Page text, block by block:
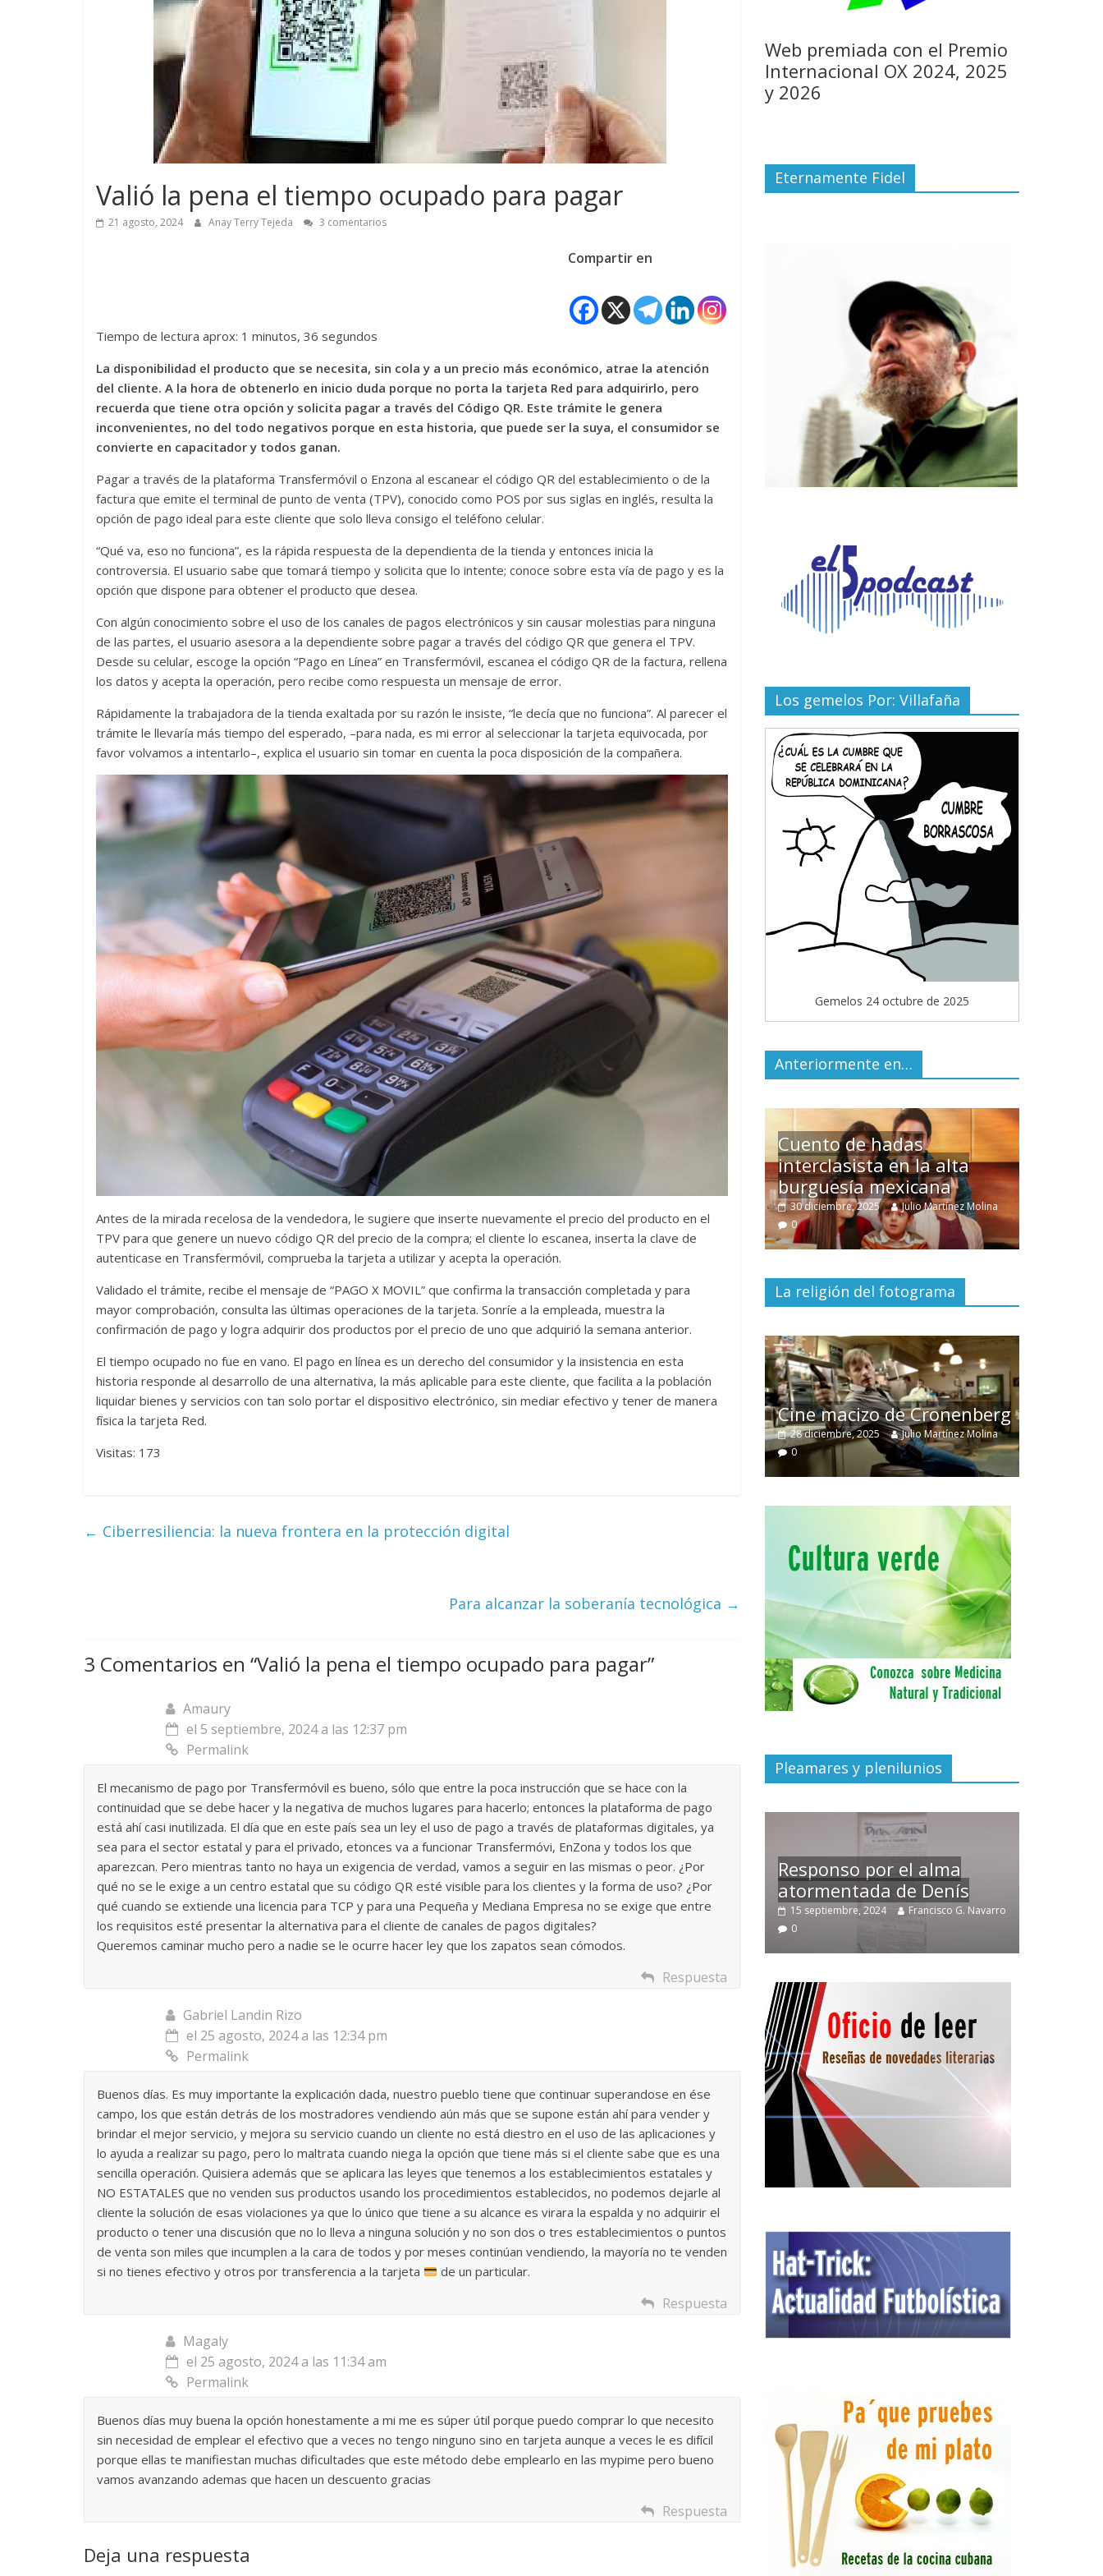
Valió la pena el tiempo ocupado para pagar
21 agosto, 2024 Anay Terry Tejeda 3 comentarios
Compartir en
Tiempo de lectura aprox: 1 minutos, 36 segundos
La disponibilidad el producto que se necesita, sin cola y a un precio más económico, atrae la atención
del cliente. A la hora de obtenerlo en inicio duda porque no porta la tarjeta Red para adquirirlo, pero
recuerda que tiene otra opción y solicita pagar a través del Código QR. Este trámite le genera
inconvenientes, no del todo negativos porque en esta historia, que puede ser la suya, el consumidor se
convierte en capacitador y todos ganan.
Pagar a través de la plataforma Transfermóvil o Enzona al escanear el código QR del establecimiento o de la
factura que emite el terminal de punto de venta (TPV), conocido como POS por sus siglas en inglés, resulta la
opción de pago ideal para este cliente que solo lleva consigo el teléfono celular.
“Qué va, eso no funciona”, es la rápida respuesta de la dependienta de la tienda y entonces inicia la
controversia. El usuario sabe que tomará tiempo y solicita que lo intente; conoce sobre esta vía de pago y es la
opción que dispone para obtener el producto que desea.
Con algún conocimiento sobre el uso de los canales de pagos electrónicos y sin causar molestias para ninguna
de las partes, el usuario asesora a la dependiente sobre pagar a través del código QR que genera el TPV.
Desde su celular, escoge la opción “Pago en Línea” en Transfermóvil, escanea el código QR de la factura, rellena
los datos y acepta la operación, pero recibe como respuesta un mensaje de error.
Rápidamente la trabajadora de la tienda exaltada por su razón le insiste, “le decía que no funciona”. Al parecer el
trámite le llevaría más tiempo del esperado, –para nada, es mi error al seleccionar la tarjeta equivocada, por
favor volvamos a intentarlo–, explica el usuario sin tomar en cuenta la poca disposición de la compañera.
Antes de la mirada recelosa de la vendedora, le sugiere que inserte nuevamente el precio del producto en el
TPV para que genere un nuevo código QR del precio de la compra; el cliente lo escanea, inserta la clave de
autenticase en Transfermóvil, comprueba la tarjeta a utilizar y acepta la operación.
Validado el trámite, recibe el mensaje de “PAGO X MOVIL” que confirma la transacción completada y para
mayor comprobación, consulta las últimas operaciones de la tarjeta. Sonríe a la empleada, muestra la
confirmación de pago y logra adquirir dos productos por el precio de uno que adquirió la semana anterior.
El tiempo ocupado no fue en vano. El pago en línea es un derecho del consumidor y la insistencia en esta
historia responde al desarrollo de una alternativa, la más aplicable para este cliente, que facilita a la población
liquidar bienes y servicios con tan solo portar el dispositivo electrónico, sin mediar efectivo y tener de manera
física la tarjeta Red.
Visitas: 173
← Ciberresiliencia: la nueva frontera en la protección digital
Para alcanzar la soberanía tecnológica →
3 Comentarios en “Valió la pena el tiempo ocupado para pagar”
Amaury
el 5 septiembre, 2024 a las 12:37 pm
Permalink
El mecanismo de pago por Transfermóvil es bueno, sólo que entre la poca instrucción que se hace con la
continuidad que se debe hacer y la negativa de muchos lugares para hacerlo; entonces la plataforma de pago
está ahí casi inutilizada. El día que en este país sea un ley el uso de pago a través de plataformas digitales, ya
sea para el sector estatal y para el privado, etonces va a funcionar Transfermóvi, EnZona y todos los que
aparezcan. Pero mientras tanto no haya un exigencia de verdad, vamos a seguir en las mismas o peor. ¿Por
qué no se le exige a un centro estatal que su código QR esté visible para los clientes y la forma de uso? ¿Por
qué cuando se extiende una licencia para TCP y para una Pequeña y Mediana Empresa no se exige que entre
los requisitos esté presentar la alternativa para el cliente de canales de pagos digitales?
Queremos caminar mucho pero a nadie se le ocurre hacer ley que los zapatos sean cómodos.
Respuesta
Gabriel Landin Rizo
el 25 agosto, 2024 a las 12:34 pm
Permalink
Buenos días. Es muy importante la explicación dada, nuestro pueblo tiene que continuar superandose en ése
campo, los que están detrás de los mostradores vendiendo aún más que se supone están ahí para vender y
brindar el mejor servicio, y mejora su servicio cuando un cliente no está diestro en el uso de las aplicaciones y
lo ayuda a realizar su pago, pero lo maltrata cuando niega la opción que tiene más si el cliente sabe que es una
sencilla operación. Quisiera además que se aplicara las leyes que tenemos a los establecimientos estatales y
NO ESTATALES que no venden sus productos usando los procedimientos establecidos, no podemos dejarle al
cliente la solución de esas violaciones ya que lo único que tiene a su alcance es virara la espalda y no adquirir el
producto o tener una discusión que no lo lleva a ninguna solución y no son dos o tres establecimientos o puntos
de venta son miles que incumplen a la cara de todos y por meses continúan vendiendo, la mayoría no te venden
si no tienes efectivo y otros por transferencia a la tarjeta
de un particular.
Respuesta
Magaly
el 25 agosto, 2024 a las 11:34 am
Permalink
Buenos días muy buena la opción honestamente a mi me es súper útil porque puedo comprar lo que necesito
sin necesidad de emplear el efectivo que a veces no tengo ninguno sino en tarjeta aunque a veces le es difícil
porque ellas te manifiestan muchas dificultades que este método debe emplearlo en las mypime pero bueno
vamos avanzando ademas que hacen un descuento gracias
Respuesta
Deja una respuesta
Web premiada con el Premio
Internacional OX 2024, 2025
y 2026
Eternamente Fidel
Los gemelos Por: Villafaña
Gemelos 24 octubre de 2025
Anteriormente en…
Las series-caramelos de
Shondaland
13 marzo, 2026 Julio Martínez Molina 0
Una serie con los defectos
de muchas telenovelas
28 febrero, 2026 Julio Martínez Molina 0
0
Un hombre entre dos
mundos
15 mayo, 2026 Julio Martínez Molina 0
La religión del fotograma
Terror chamánico coreano
14 marzo, 2026 Julio Martínez Molina
Divertida comedia
dramática argentina
Cine macizo de Cronenberg
El documentalNuestra
tierray el despojo de los
pueblos originarios
30 junio, 2026 Julio Martínez Molina 0
Pleamares y plenilunios
Un vergel en las nieblas de
la nostalgia
12 octubre, 2024 Francisco G. Navarro 0
La efímera Torre del
Villuendas
21 septiembre, 2024
Francisco G. Navarro
3
Responso por el alma
atormentada de Denís
15 septiembre, 2024
Francisco G. Navarro
0
Temprano oficio de lector
2 noviembre, 2024
Francisco G. Navarro
0